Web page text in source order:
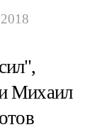
Михаил